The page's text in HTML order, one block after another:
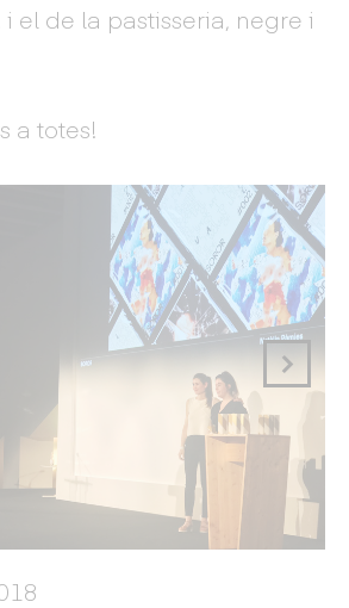
el de la pastisseria, negre i
a totes!